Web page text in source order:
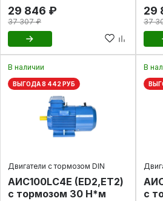
29 846 ₽
37 307 ₽
29
37
В наличии
ВЫГОДА 8 442 РУБ
Двигатели с тормозом DIN
AИC100LC4Е (ED2,ET2)
с тормозом 30 Н*м
В
с